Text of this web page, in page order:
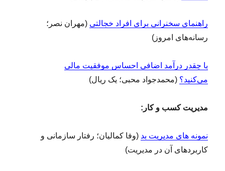
راهنمای‌ سخنرانی برای افراد خجالتی (مهران نصر؛
رسانه‌های امروز)
با چقدر درآمد اضافی احساس موفقیت مالی
می‌کنید؟ (محمدجواد محبی؛ یک ریال)
مدیریت کسب و کار:
نمونه های مدیریت بد (وفا کمالیان؛ رفتار سازمانی و
کاربردهای آن در مدیریت)